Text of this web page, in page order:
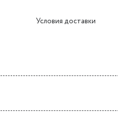
Условия доставки